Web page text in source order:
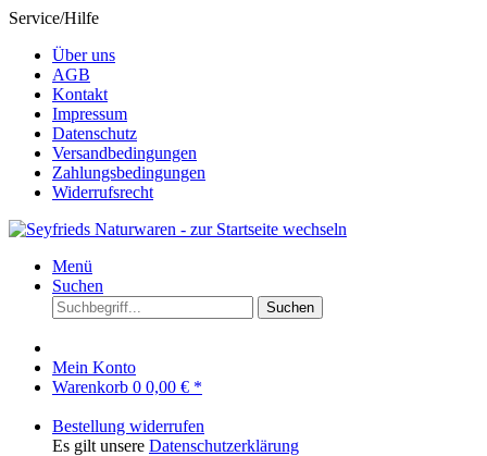
Service/Hilfe
Über uns
AGB
Kontakt
Impressum
Datenschutz
Versandbedingungen
Zahlungsbedingungen
Widerrufsrecht
Menü
Suchen
Suchen
Mein Konto
Warenkorb 0 0,00 € *
Bestellung widerrufen
Es gilt unsere Datenschutzerklärung